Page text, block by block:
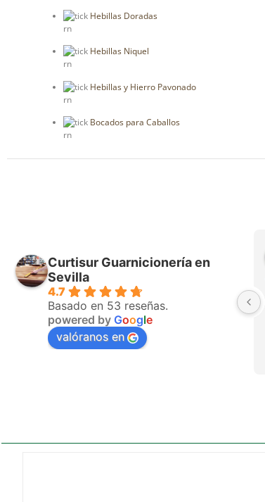
Hebillas Doradas
rn
Hebillas Niquel
rn
Hebillas y Hierro Pavonado
rn
Bocados para Caballos
rn
Curtisur Guarnicionería en
Sevilla
4.7
Basado en 53 reseñas.
powered by Google
valóranos en